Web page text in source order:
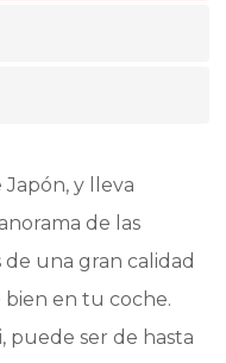
y lleva
de las
una gran calidad
en tu coche.
puede ser de hasta